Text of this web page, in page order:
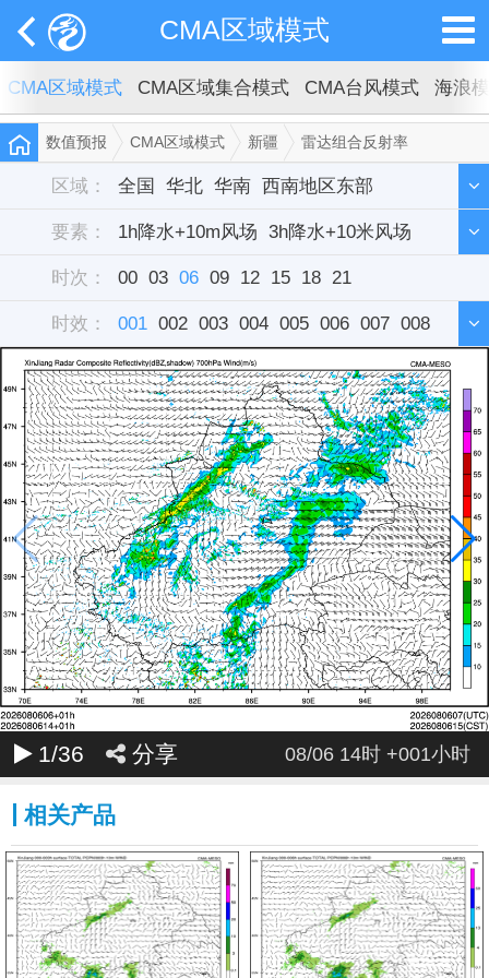
CMA区域模式
CMA区域模式 CMA区域集合模式 CMA台风模式 海浪
数值预报 CMA区域模式 新疆 雷达组合反射率
区域： 全国 华北 华南 西南地区东部
西北地区东部 东北 华中 西藏 新疆
华东 单站
要素： 1h降水+10m风场 3h降水+10米风场
6h降水+10米风场 12h降水+10米风场
雷达组合反射率
时次： 00 03 06 09 12 15 18 21
时效： 001 002 003 004 005 006 007 008
009 010 011 012 013 014 015 016
017 018 019 020 021 022 023 024
025 026 027 028 029 030 031 032
033 034 035 036
1/36 分享 08/06 14时 +001小时
相关产品